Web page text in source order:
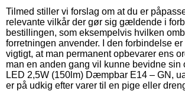
Tilmed stiller vi forslag om at du er
relevante vilkår der gør sig gældende i
bestillingen, som eksempelvis hvilken
forretningen anvender. I den forbindelse
vigtigt, at man permanent opbevarer ens
man en anden gang vil kunne bevidne
LED 2,5W (150lm) Dæmpbar E14 – GN,
er på udkig efter varer til en pige eller